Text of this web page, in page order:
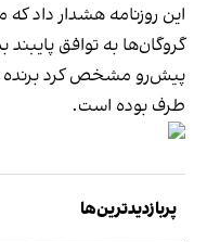
این روزنامه هشدار داد
گروگان‌ها به توافق
طرف بوده است.
پربازدیدترین‌ها